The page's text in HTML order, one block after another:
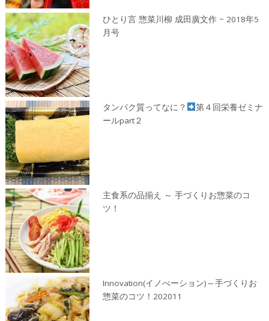
ひとり言 惣菜川柳 成田廣文作 ~ 2018年5
月号
タンパク質ってなに？
第４回栄養ゼミナ
ールpart２
主食系の品揃え ～ 手づくりお惣菜のコ
ツ！
Innovation(イノべーション)～手づくりお
惣菜のコツ！202011